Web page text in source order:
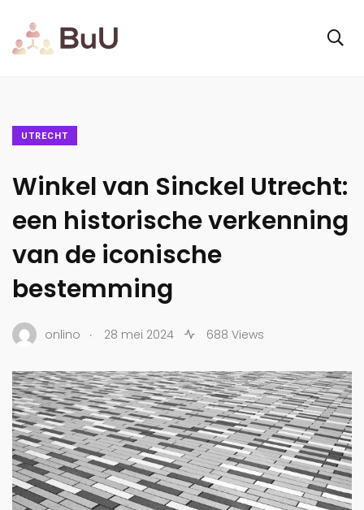
UTRECHT
Winkel van Sinckel Utrecht:
een historische verkenning
van de iconische
bestemming
onlino . 28 mei 2024 688 Views